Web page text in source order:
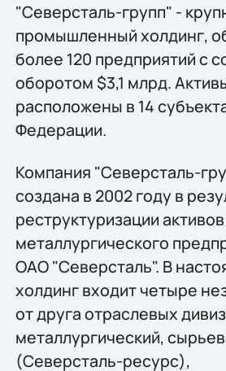
"Северсталь-групп" -
промышленный холдинг,
более 120 предприятий с
оборотом $3,1 млрд.
расположены в 14
Федерации.
Компания "Северсталь-
создана в 2002 году в
реструктуризации
металлургического
ОАО "Северсталь". В
холдинг входит четыре
от друга отраслевых
металлургический,
(Северсталь-ресурс),